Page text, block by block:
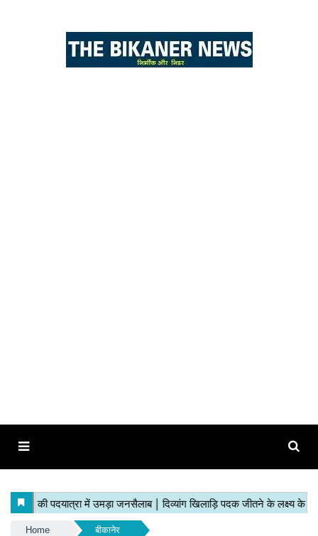
Home बीकानेर